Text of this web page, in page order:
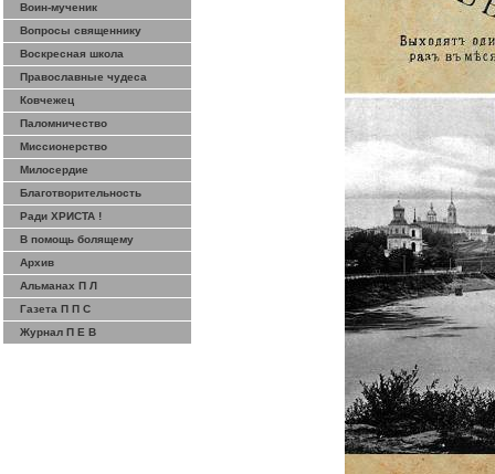
Воин-мученик
Вопросы священнику
Воскресная школа
Православные чудеса
Ковчежец
Паломничество
Миссионерство
Милосердие
Благотворительность
Ради ХРИСТА !
В помощь болящему
Архив
Альманах П Л
Газета П П С
Журнал П Е В